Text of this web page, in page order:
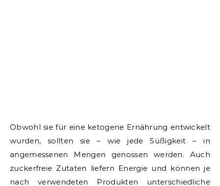
Obwohl sie für eine ketogene Ernährung entwickelt
wurden, sollten sie – wie jede Süßigkeit – in
angemessenen Mengen genossen werden. Auch
zuckerfreie Zutaten liefern Energie und können je
nach verwendeten Produkten unterschiedliche